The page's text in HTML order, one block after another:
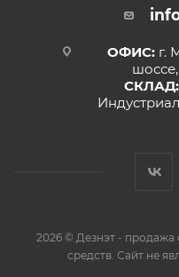
ОФИС: г.
СКЛАД:
2026 © Дезнэт -
средств. Сайт не